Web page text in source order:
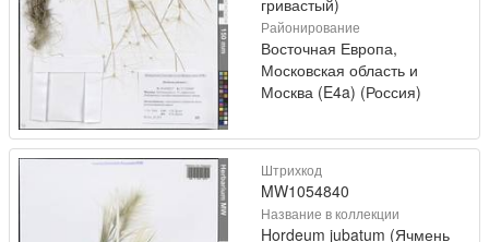
Районирование
Восточная Европа,
Московская область и
Москва (E4a) (Россия)
Штрихкод
MW1054840
Название в коллекции
Hordeum jubatum (Ячмень